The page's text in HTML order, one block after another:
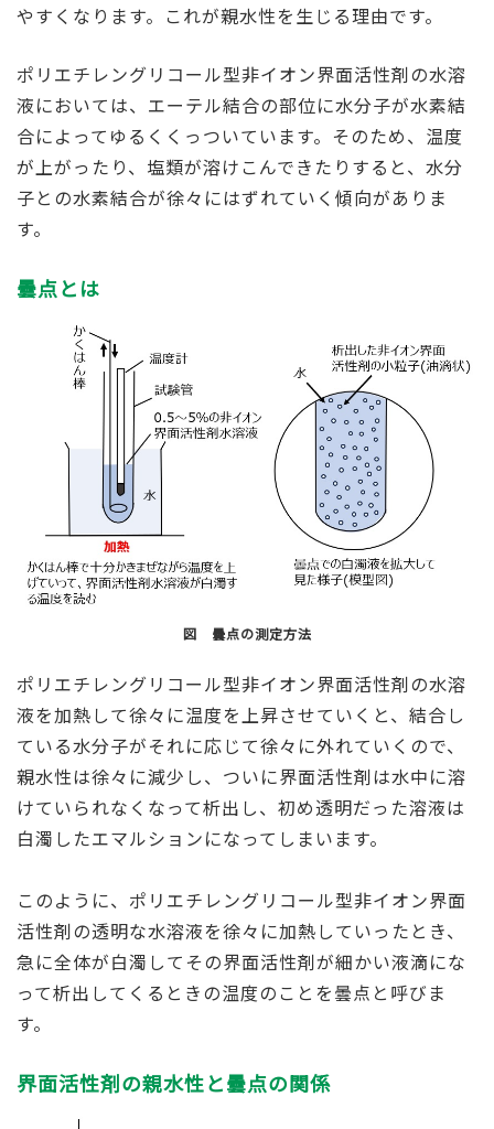
やすくなります。これが親水性を生じる理由です。
ポリエチレングリコール型非イオン界面活性剤の水溶
液においては、エーテル結合の部位に水分子が水素結
合によってゆるくくっついています。そのため、温度
が上がったり、塩類が溶けこんできたりすると、水分
子との水素結合が徐々にはずれていく傾向がありま
す。
曇点とは
図 曇点の測定方法
ポリエチレングリコール型非イオン界面活性剤の水溶
液を加熱して徐々に温度を上昇させていくと、結合し
ている水分子がそれに応じて徐々に外れていくので、
親水性は徐々に減少し、ついに界面活性剤は水中に溶
けていられなくなって析出し、初め透明だった溶液は
白濁したエマルションになってしまいます。
このように、ポリエチレングリコール型非イオン界面
活性剤の透明な水溶液を徐々に加熱していったとき、
急に全体が白濁してその界面活性剤が細かい液滴にな
って析出してくるときの温度のことを曇点と呼びま
す。
界面活性剤の親水性と曇点の関係